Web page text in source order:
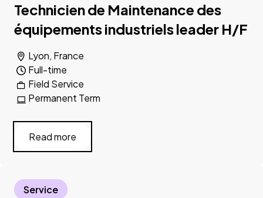
Technicien de Maintenance des
équipements industriels leader H/F
Lyon, France
Field Service
Full-time
Permanent Term
Read more
Service